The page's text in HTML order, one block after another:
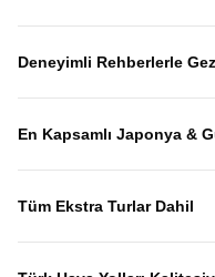
Güney Kore–Kuzey Kore
yapılan özel gezi fiyata
Deneyimli Rehberlerle
Yıllardır bu tur rotasını
rehberler eşliğinde
En Kapsamlı Japonya &
Japonya ve Güney
duraklarını aceleye
Tüm Ekstra Turlar Dahil
Yola çıktığınızda
Ekstra tur ücreti